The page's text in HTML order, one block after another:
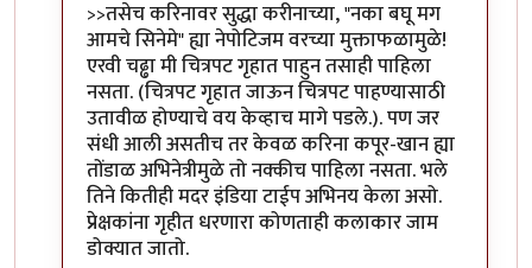
In reply toबहिष्कारbyअगम्य
>>तसेच करिनावर सुद्धा करीनाच्या, "नका बघू मग
आमचे सिनेमे" ह्या नेपोटिजम वरच्या मुक्ताफळामुळे!
एरवी चढ्ढा मी चित्रपट गृहात पाहुन तसाही पाहिला
नसता. (चित्रपट गृहात जाऊन चित्रपट पाहण्यासाठी
उतावीळ होण्याचे वय केव्हाच मागे पडले.). पण जर
संधी आली असतीच तर केवळ करिना कपूर-खान ह्या
तोंडाळ अभिनेत्रीमुळे तो नक्कीच पाहिला नसता. भले
तिने कितीही मदर इंडिया टाईप अभिनय केला असो.
प्रेक्षकांना गृहीत धरणारा कोणताही कलाकार जाम
डोक्यात जातो.